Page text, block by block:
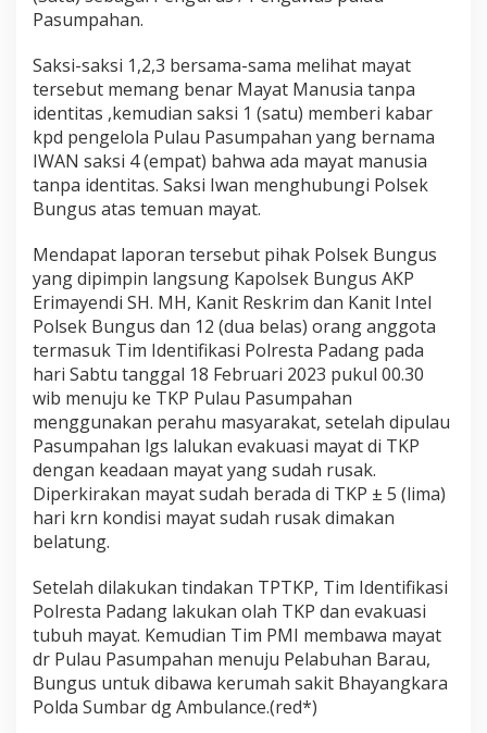
Pasumpahan.
Saksi-saksi 1,2,3 bersama-sama melihat mayat
tersebut memang benar Mayat Manusia tanpa
identitas ,kemudian saksi 1 (satu) memberi kabar
kpd pengelola Pulau Pasumpahan yang bernama
IWAN saksi 4 (empat) bahwa ada mayat manusia
tanpa identitas. Saksi Iwan menghubungi Polsek
Bungus atas temuan mayat.
Mendapat laporan tersebut pihak Polsek Bungus
yang dipimpin langsung Kapolsek Bungus AKP
Erimayendi SH. MH, Kanit Reskrim dan Kanit Intel
Polsek Bungus dan 12 (dua belas) orang anggota
termasuk Tim Identifikasi Polresta Padang pada
hari Sabtu tanggal 18 Februari 2023 pukul 00.30
wib menuju ke TKP Pulau Pasumpahan
menggunakan perahu masyarakat, setelah dipulau
Pasumpahan lgs lalukan evakuasi mayat di TKP
dengan keadaan mayat yang sudah rusak.
Diperkirakan mayat sudah berada di TKP ± 5 (lima)
hari krn kondisi mayat sudah rusak dimakan
belatung.
Setelah dilakukan tindakan TPTKP, Tim Identifikasi
Polresta Padang lakukan olah TKP dan evakuasi
tubuh mayat. Kemudian Tim PMI membawa mayat
dr Pulau Pasumpahan menuju Pelabuhan Barau,
Bungus untuk dibawa kerumah sakit Bhayangkara
Polda Sumbar dg Ambulance.(red*)